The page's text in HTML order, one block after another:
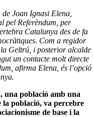
Joan Ignasi Elena,
pel Referèndum, per
Catalunya des de fa
Com a regidor
Geltrú, i posterior alcalde
un contacte molt directe
afirma Elena, és l’opció
una població amb una
població, va percebre
de base i la